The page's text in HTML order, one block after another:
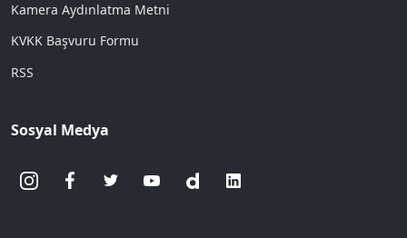
Kamera Aydınlatma Metni
KVKK Başvuru Formu
RSS
Sosyal Medya